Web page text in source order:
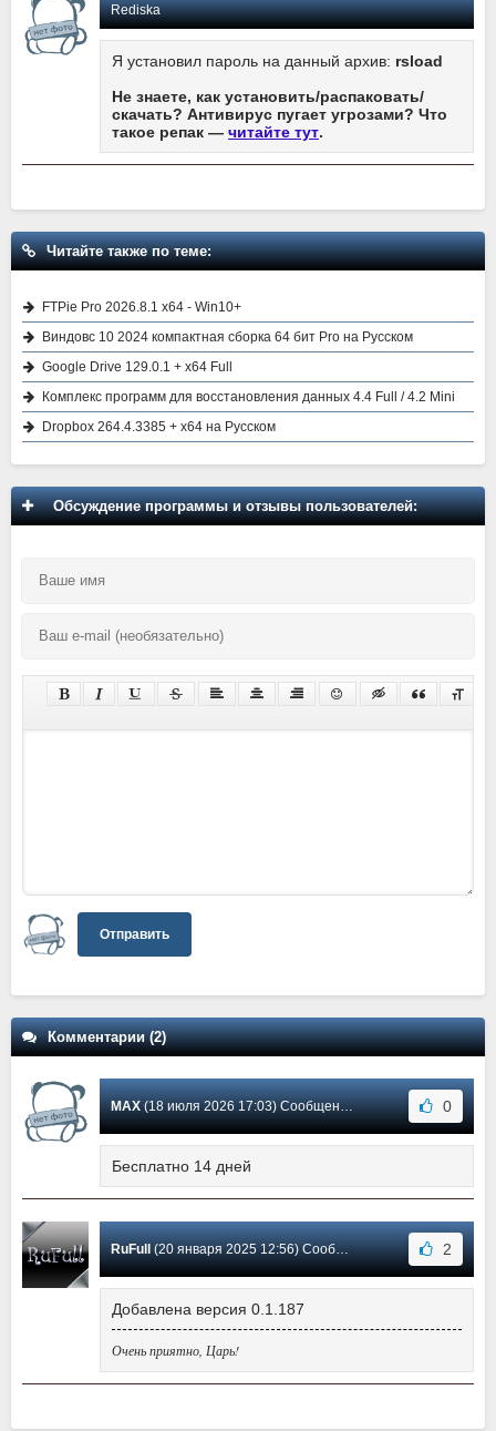
Rediska
Я установил пароль на данный архив: rsload
Не знаете, как установить/распаковать/
скачать? Антивирус пугает угрозами? Что
такое репак — читайте тут.
Читайте также по теме:
FTPie Pro 2026.8.1 x64 - Win10+
Виндовс 10 2024 компактная сборка 64 бит Pro на Русском
Google Drive 129.0.1 + x64 Full
Комплекс программ для восстановления данных 4.4 Full / 4.2 Mini
Dropbox 264.4.3385 + x64 на Русском
Обсуждение программы и отзывы пользователей:
Отправить
Комментарии (2)
MAX(18 июля 2026 17:03) Сообщение #2 0
Бесплатно 14 дней
RuFull(20 января 2025 12:56) Сообщение #1 2
Добавлена версия 0.1.187
Очень приятно, Царь!